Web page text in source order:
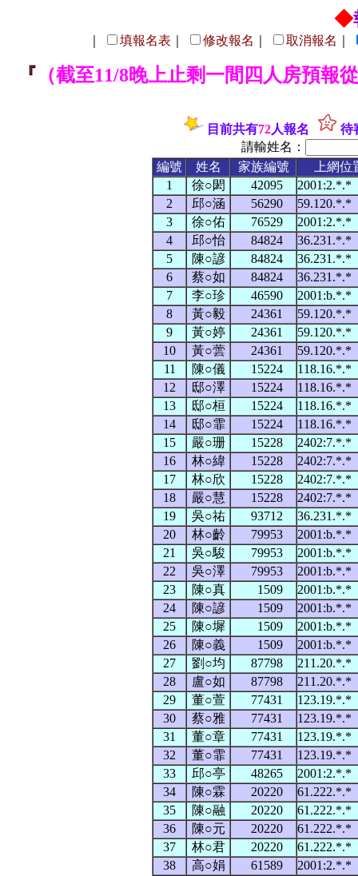
◆
填報名表 修改報名 取消報名
『 （截至11/8晚上止剩一間四人房預報
目前共有72人報名
待
請輸姓名：
編號
姓名 家族編號
上網位
1
徐○閎 42095
2
邱○涵 56290
3
徐○佑 76529
4
邱○怡 84824
5
陳○諺 84824
6
蔡○如 84824
7
李○珍 46590
8
黃○毅 24361
9
黃○婷 24361
10
黃○蕓 24361
11
陳○儀 15224
12
邸○澤 15224
13
邸○桓 15224
14
邸○霏 15224
15
嚴○珊 15228
16
林○緯 15228
17
林○欣 15228
18
嚴○慧 15228
19
吳○祐 93712
20
林○齡 79953
21
吳○駿 79953
22
吳○澤 79953
23
陳○真 1509
24
陳○諺 1509
25
陳○墀 1509
26
陳○義 1509
27
劉○均 87798
28
盧○如 87798
29
董○萱 77431
30
蔡○雅 77431
31
董○章 77431
32
董○霏 77431
33
邱○亭 48265
34
陳○霖 20220
35
陳○融 20220
36
陳○元 20220
37
林○君 20220
38
高○娟 61589